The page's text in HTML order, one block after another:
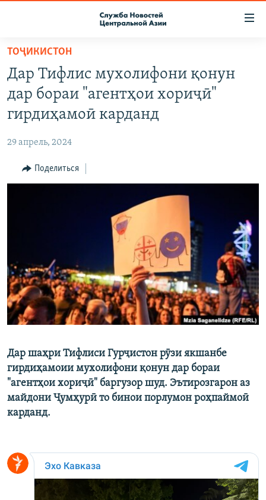
Вернуться
основному
содержанию
Вернутся
главной
навигации
Вернутся
О ПРОЕКТЕ
ПОДПИСКА
КОНТАКТЫ
НАСТОЯЩЕЕ ВРЕМЯ
МИГРАНТ МЕДИА
ТОҶИКИСТОН
Дар Тифлис мухолифони қонун
дар бораи "агентҳои хориҷӣ"
гирдиҳамоӣ карданд
29 апрель, 2024
Поделиться
Дар шаҳри Тифлиси Гурҷистон рӯзи якшанбе
гирдиҳамоии мухолифони қонун дар бораи
"агентҳои хориҷӣ" баргузор шуд. Эътирозгарон аз
майдони Ҷумҳурӣ то бинои порлумон роҳпаймоӣ
карданд.